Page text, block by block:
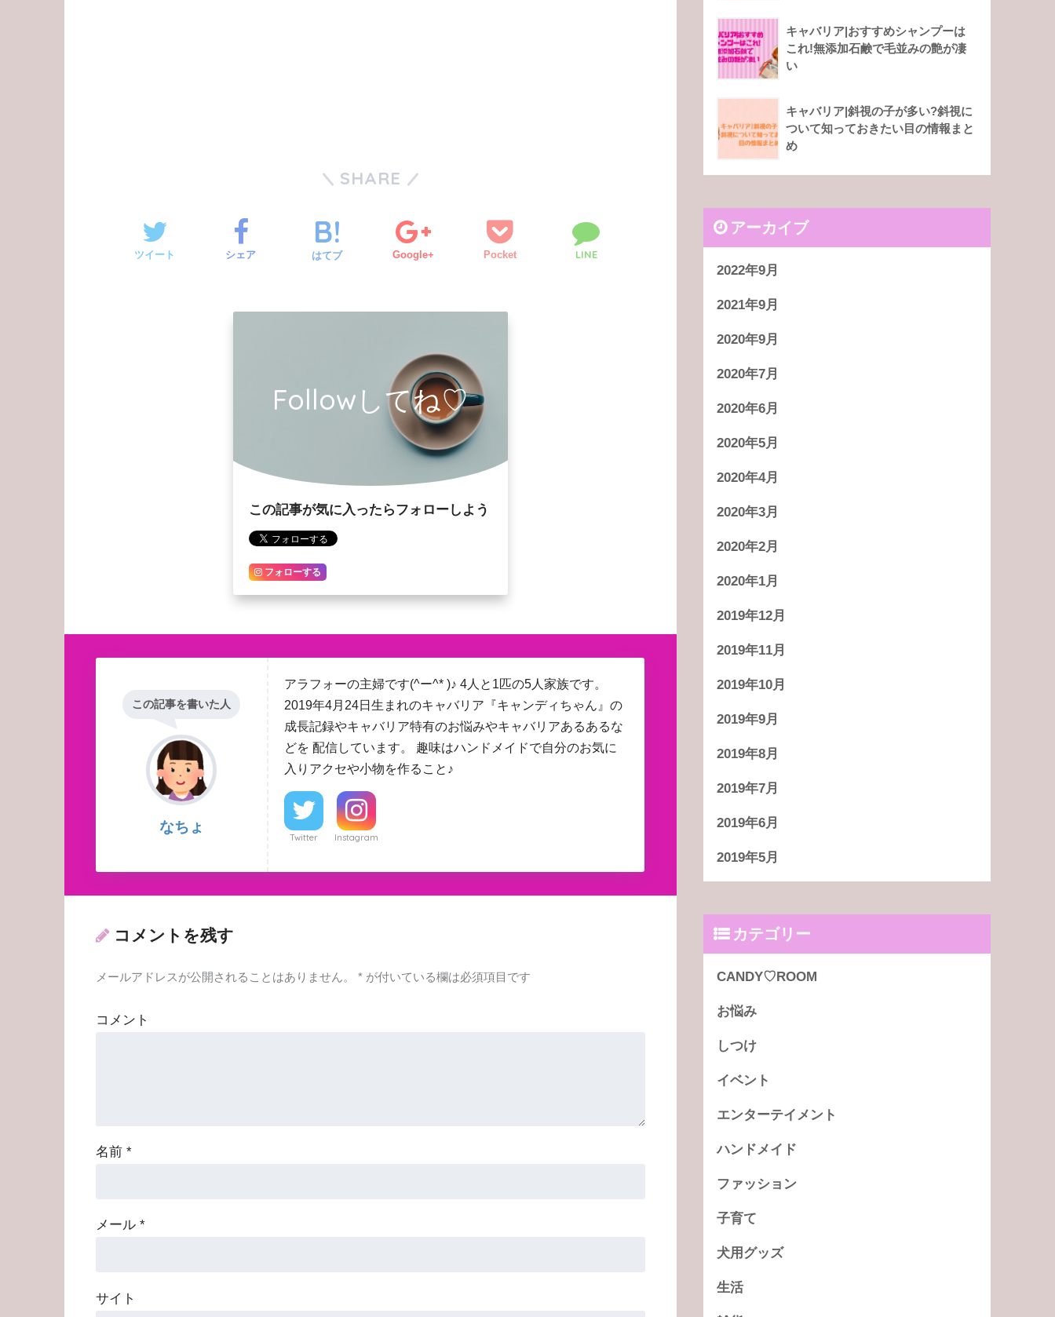
SHARE
ツイート シェア はてブ Google+ Pocket LINE
Followしてね♡
この記事が気に入ったらフォローしよう
フォローする
この記事を書いた人
なちょ
アラフォーの主婦です(^ー^* )♪ 4人と1匹の5人家族です。
2019年4月24日生まれのキャバリア『キャンディちゃん』の
成長記録やキャバリア特有のお悩みやキャバリアあるあるな
どを 配信しています。 趣味はハンドメイドで自分のお気に
入りアクセや小物を作ること♪
Twitter Instagram
コメントを残す
メールアドレスが公開されることはありません。 * が付いている欄は必須項目です
コメント
名前 *
メール *
サイト
キャバリア|おすすめシャンプーは
これ!無添加石鹸で毛並みの艶が凄
い
キャバリア|斜視の子が多い?斜視に
ついて知っておきたい目の情報まと
め
アーカイブ
2022年9月
2021年9月
2020年9月
2020年7月
2020年6月
2020年5月
2020年4月
2020年3月
2020年2月
2020年1月
2019年12月
2019年11月
2019年10月
2019年9月
2019年8月
2019年7月
2019年6月
2019年5月
カテゴリー
CANDY♡ROOM
お悩み
しつけ
イベント
エンターテイメント
ハンドメイド
ファッション
子育て
犬用グッズ
生活